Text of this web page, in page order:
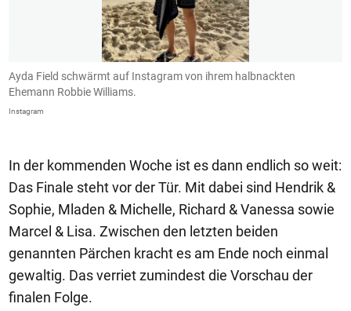
Ayda Field schwärmt auf Instagram von ihrem halbnackten
Ehemann Robbie Williams.
Instagram
In der kommenden Woche ist es dann endlich so weit:
Das Finale steht vor der Tür. Mit dabei sind Hendrik &
Sophie, Mladen & Michelle, Richard & Vanessa sowie
Marcel & Lisa. Zwischen den letzten beiden
genannten Pärchen kracht es am Ende noch einmal
gewaltig. Das verriet zumindest die Vorschau der
finalen Folge.